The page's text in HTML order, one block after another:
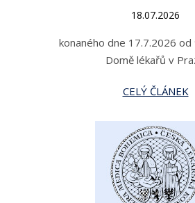
18.07.2026
konaného dne 17.7.2026 od
Domě lékařů v
CELÝ ČLÁNEK